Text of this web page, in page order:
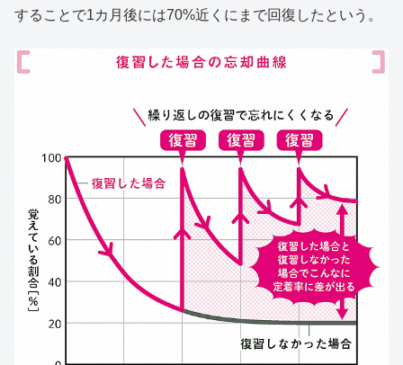
することで1カ月後には70%近くにまで回復したという。